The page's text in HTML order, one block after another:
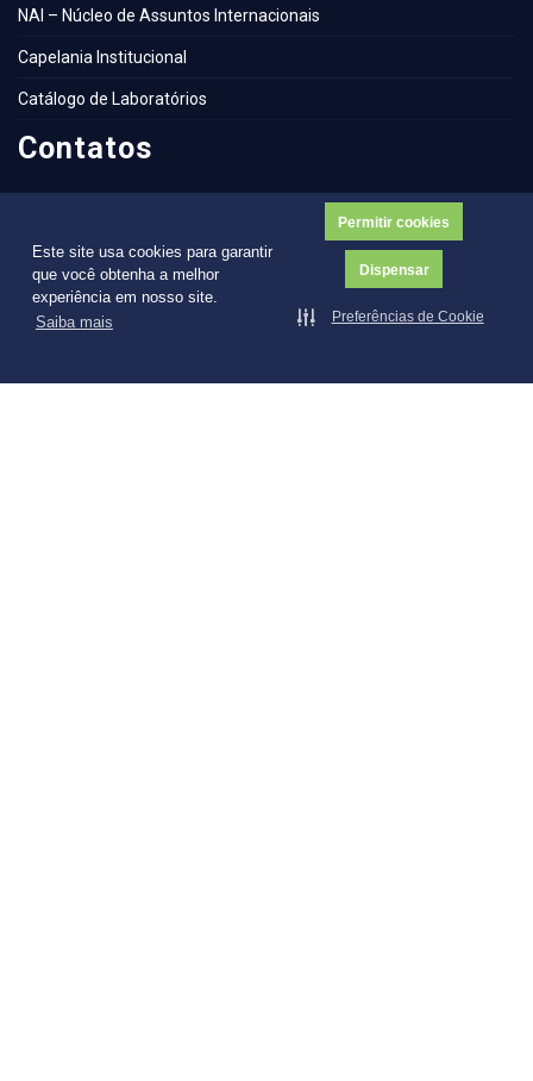
Este site usa cookies para garantir
que você obtenha a melhor
experiência em nosso site.
Saiba mais
Permitir cookies
Dispensar
Preferências de Cookie
NAI – Núcleo de Assuntos Internacionais
Capelania Institucional
Catálogo de Laboratórios
Contatos